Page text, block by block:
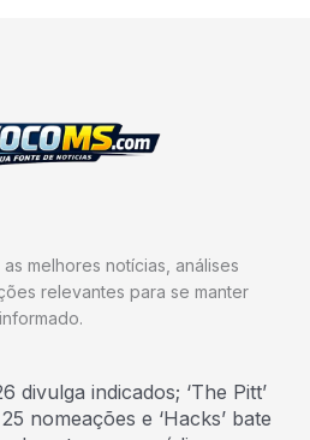
melhores notícias, análises
relevantes para se manter
informado.
divulga indicados; ‘The Pitt’
nomeações e ‘Hacks’ bate